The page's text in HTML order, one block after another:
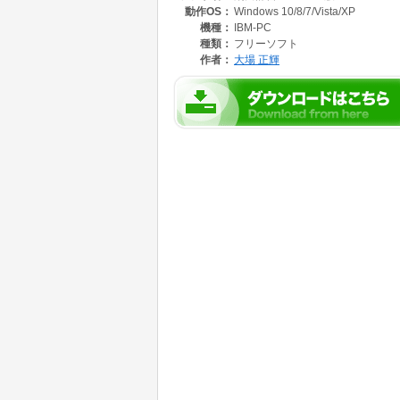
単語単位でタイムスタンプを記録し、タイム
文字コードを自動認識してテキストファイル
EPWINGなどのデータ形式にも対応し既存の資
後方一致検索、正規表現検索、インクリメン
raryを検索)、符号付ローマ字の符号を無視し
力でタイ文字やハングルを検索する機能、ス
ドネシア語の動詞変化検索など多くの検索機能
ハングル、タイ文字、キリル文字をローマ字
動作OS： Windows 10/8/7/Vista/XP
機種：
IBM-PC
種類： フリーソフト
作者： 大場 正輝